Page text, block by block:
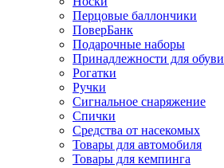
Перцовые баллончики
ПоверБанк
Подарочные наборы
Принадлежности для обуви
Рогатки
Ручки
Сигнальное снаряжение
Спички
Средства от насекомых
Товары для автомобиля
Товары для кемпинга